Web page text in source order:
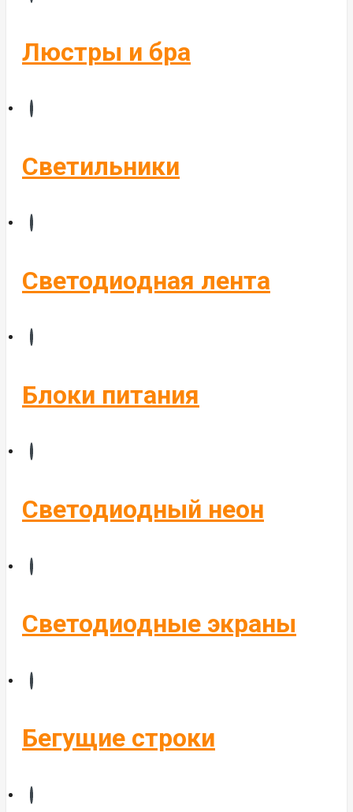
Управление светом
Люстры и бра
Светильники
Светодиодная лента
Блоки питания
Светодиодный неон
Светодиодные экраны
Бегущие строки